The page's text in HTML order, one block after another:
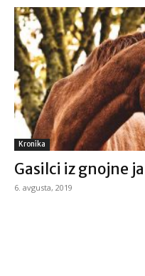
Kronika
Gasilci iz gnojne
6. avgusta, 2019